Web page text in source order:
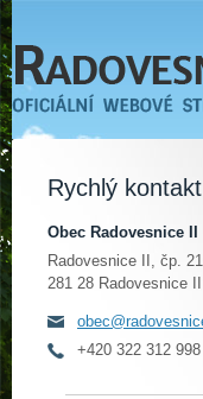
Rychlý kontakt
Obec Radovesnice II
Radovesnice II, čp.
281 28 Radovesnice II
+420 322 312 998